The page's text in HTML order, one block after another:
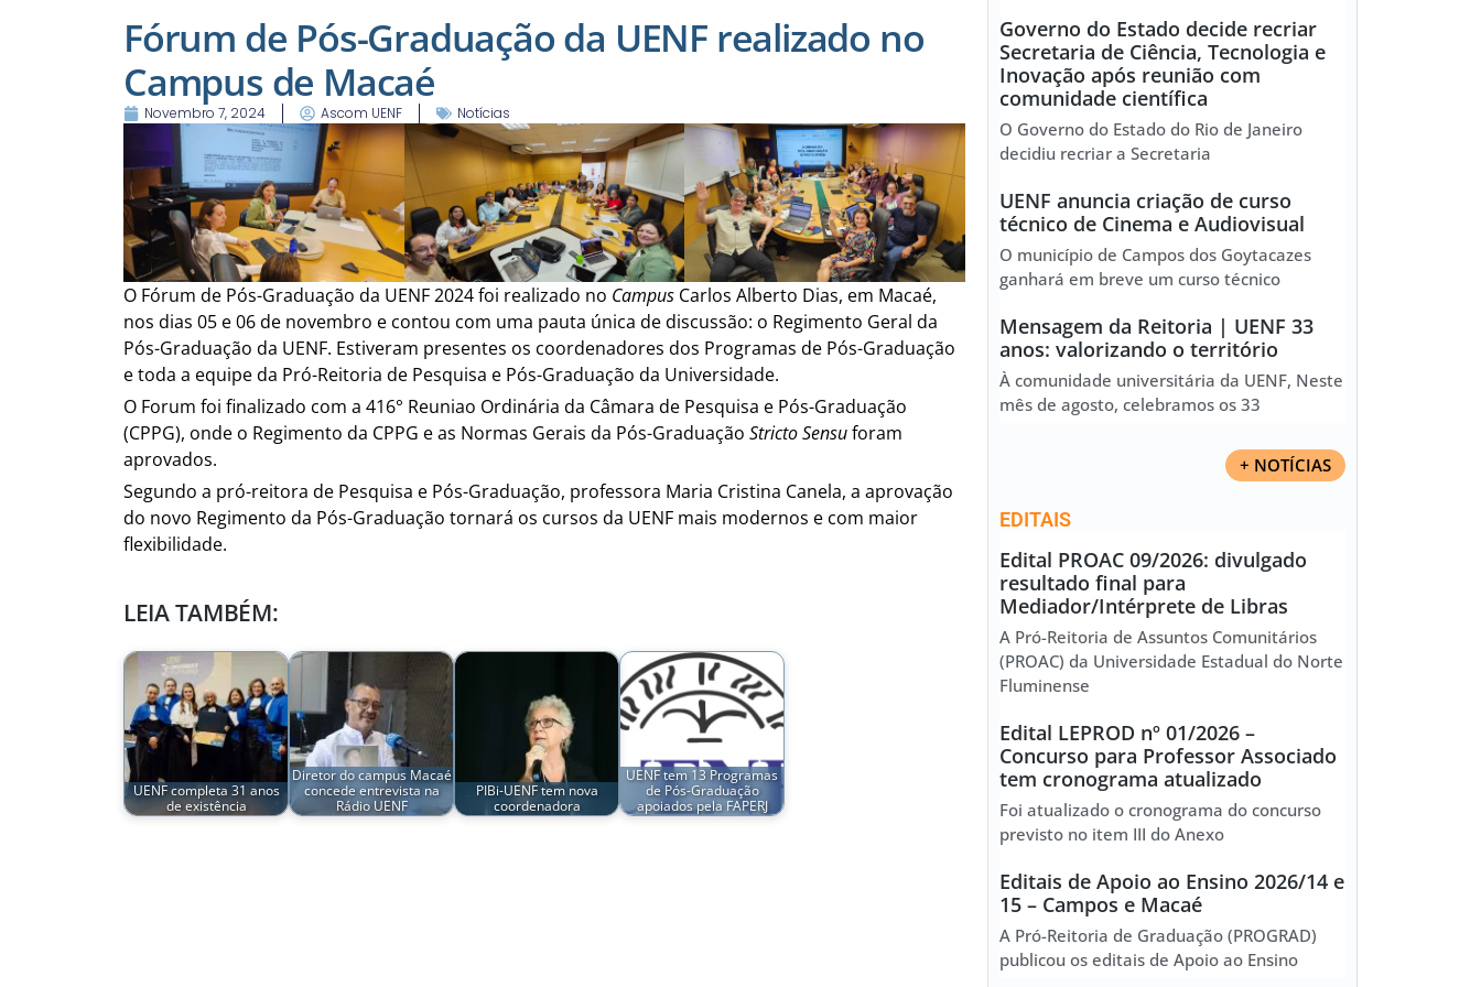
Fórum de Pós-Graduação da UENF realizado no
Campus de Macaé
Novembro 7, 2024 Ascom UENF Notícias
O Fórum de Pós-Graduação da UENF 2024 foi realizado no Campus Carlos Alberto Dias, em Macaé,
nos dias 05 e 06 de novembro e contou com uma pauta única de discussão: o Regimento Geral da
Pós-Graduação da UENF. Estiveram presentes os coordenadores dos Programas de Pós-Graduação
e toda a equipe da Pró-Reitoria de Pesquisa e Pós-Graduação da Universidade.
O Forum foi finalizado com a 416° Reuniao Ordinária da Câmara de Pesquisa e Pós-Graduação
(CPPG), onde o Regimento da CPPG e as Normas Gerais da Pós-Graduação Stricto Sensuforam
aprovados.
Segundo a pró-reitora de Pesquisa e Pós-Graduação, professora Maria Cristina Canela, a aprovação
do novo Regimento da Pós-Graduação tornará os cursos da UENF mais modernos e com maior
flexibilidade.
LEIA TAMBÉM:
UENF completa 31 anos
de existência
Diretor do campus Macaé
concede entrevista na
Rádio UENF
PIBi-UENF tem nova
coordenadora
UENF tem 13 Programas
de Pós-Graduação
apoiados pela FAPERJ
Governo do Estado decide recriar
Secretaria de Ciência, Tecnologia e
Inovação após reunião com
comunidade científica
O Governo do Estado do Rio de Janeiro
decidiu recriar a Secretaria
UENF anuncia criação de curso
técnico de Cinema e Audiovisual
O município de Campos dos Goytacazes
ganhará em breve um curso técnico
Mensagem da Reitoria | UENF 33
anos: valorizando o território
À comunidade universitária da UENF, Neste
mês de agosto, celebramos os 33
+ NOTÍCIAS
EDITAIS
Edital PROAC 09/2026: divulgado
resultado final para
Mediador/Intérprete de Libras
A Pró-Reitoria de Assuntos Comunitários
(PROAC) da Universidade Estadual do Norte
Fluminense
Edital LEPROD nº 01/2026 –
Concurso para Professor Associado
tem cronograma atualizado
Foi atualizado o cronograma do concurso
previsto no item III do Anexo
Editais de Apoio ao Ensino 2026/14 e
15 – Campos e Macaé
A Pró-Reitoria de Graduação (PROGRAD)
publicou os editais de Apoio ao Ensino